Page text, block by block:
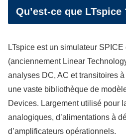
Qu’est-ce que LTspice
LTspice est un simulateur
(anciennement Linear
analyses DC, AC et transitoires
une vaste bibliothèque de
Devices. Largement utilisé pour
analogiques, d’alimentations à
d’amplificateurs opérationnels.